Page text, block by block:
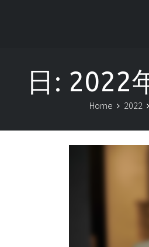
日: 2022
Home 2022